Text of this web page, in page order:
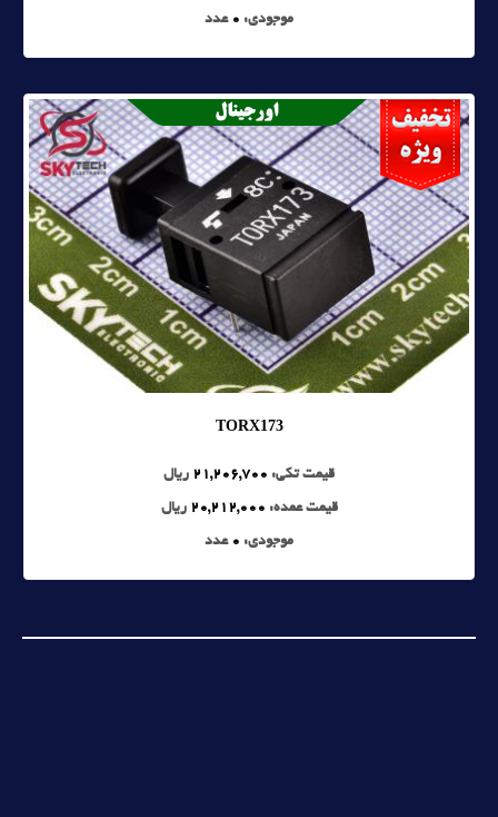
موجودی: 0 عدد
TORX173
قیمت تکی: 21,206,700 ریال
قیمت عمده: 20,212,000 ریال
موجودی: 0 عدد